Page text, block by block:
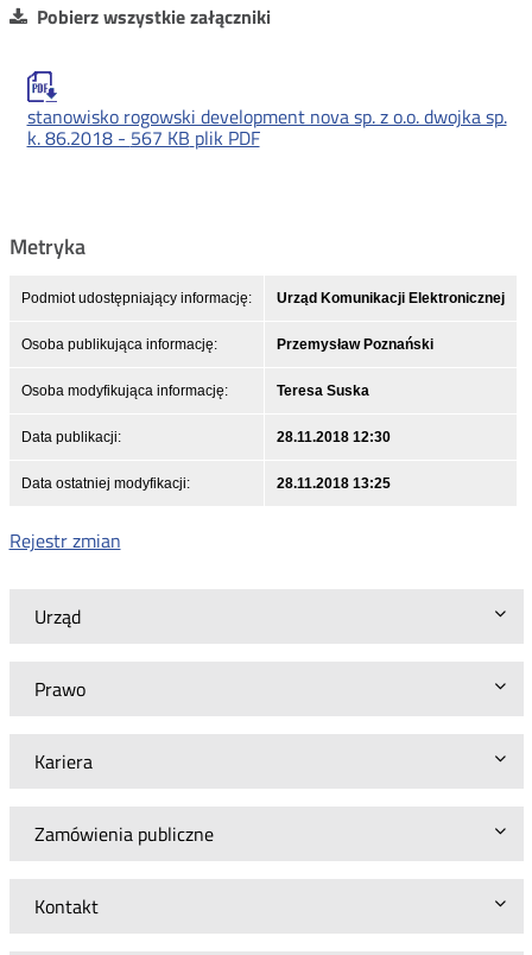
Urząd
Prawo
Kariera
Zamówienia publiczne
Kontakt
Pobierz wszystkie załączniki
stanowisko rogowski development nova sp. z o.o. dwojka sp.
k. 86.2018 - 567 KB plik PDF
Metryka
Podmiot udostępniający informację: Urząd Komunikacji Elektronicznej
Osoba publikująca informację: Przemysław Poznański
Osoba modyfikująca informację: Teresa Suska
Data publikacji: 28.11.2018 12:30
Data ostatniej modyfikacji: 28.11.2018 13:25
Rejestr zmian